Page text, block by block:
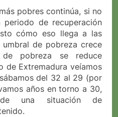
pobres continúa, si no
periodo de recuperación
cómo eso llega a las
de pobreza crece
pobreza se reduce
de Extremadura veíamos
del 32 al 29 (por
años en torno a 30,
de una situación de